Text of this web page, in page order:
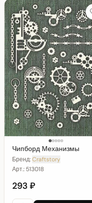
Чипборд Механизмы
Бренд:Craftstory
Арт.: 513018
293 ₽